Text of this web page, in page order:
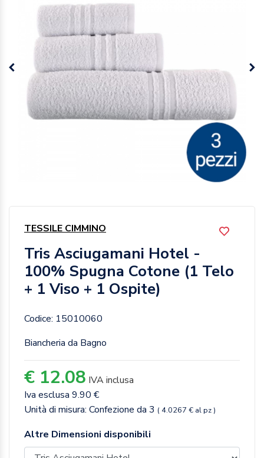
TESSILE CIMMINO
Tris Asciugamani Hotel -
100% Spugna Cotone (1 Telo
+ 1 Viso + 1 Ospite)
Codice: 15010060
Biancheria da Bagno
€ 12.08 IVA inclusa
Iva esclusa 9.90 €
Unità di misura: Confezione da 3 ( 4.0267 € al pz )
Altre Dimensioni disponibili